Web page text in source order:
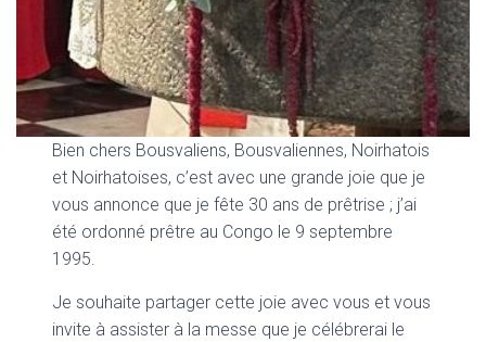
Bien chers Bousvaliens, Bousvaliennes, Noirhatois
et Noirhatoises, c’est avec une grande joie que je
vous annonce que je fête 30 ans de prêtrise ; j’ai
été ordonné prêtre au Congo le 9 septembre
1995.
Je souhaite partager cette joie avec vous et vous
invite à assister à la messe que je célébrerai le